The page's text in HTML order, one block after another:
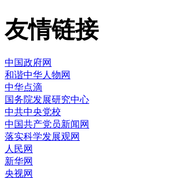
友情链接
中国政府网
和谐中华人物网
中华点滴
国务院发展研究中心
中共中央党校
中国共产党员新闻网
落实科学发展观网
人民网
新华网
央视网